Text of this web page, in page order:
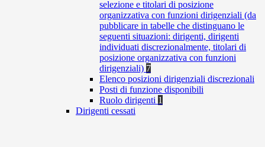
selezione e titolari di posizione
organizzativa con funzioni dirigenziali (da
pubblicare in tabelle che distinguano le
seguenti situazioni: dirigenti, dirigenti
individuati discrezionalmente, titolari di
posizione organizzativa con funzioni
dirigenziali) 7
Elenco posizioni dirigenziali discrezionali
Posti di funzione disponibili
Ruolo dirigenti 1
Dirigenti cessati